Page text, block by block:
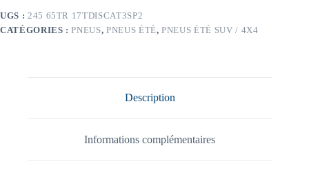
SPORT
2
UGS : 245 65TR 17TDISCAT3SP2
CATÉGORIES :PNEUS,PNEUS ÉTÉ,PNEUS ÉTÉ SUV / 4X4
Description
Informations complémentaires